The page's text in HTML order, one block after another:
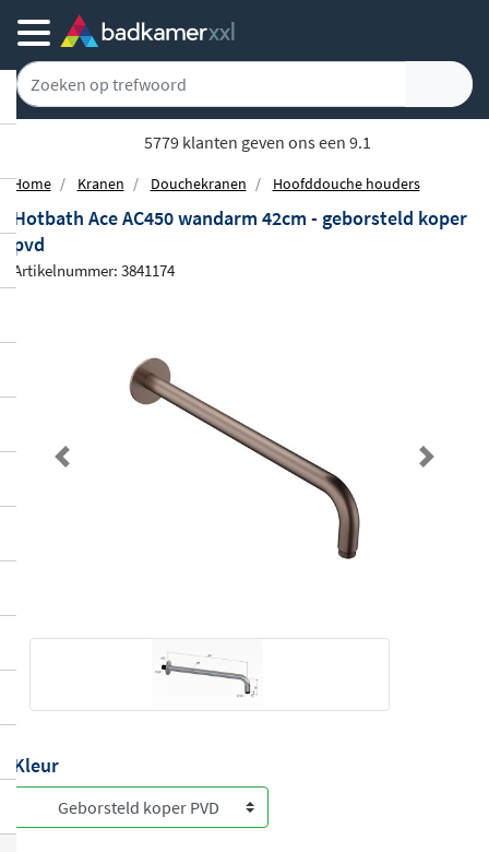
5779 klanten geven ons een 9.1
Home Kranen Douchekranen Hoofddouche houders
Hotbath Ace AC450 wandarm 42cm - geborsteld koper
pvd
Artikelnummer: 3841174
Previous Next
Kleur